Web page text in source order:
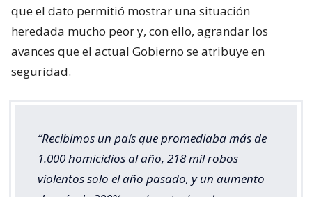
que el dato permitió mostrar una situación
heredada mucho peor y, con ello, agrandar los
avances que el actual Gobierno se atribuye en
seguridad.
“Recibimos un país que promediaba más de
1.000 homicidios al año, 218 mil robos
violentos solo el año pasado, y un aumento